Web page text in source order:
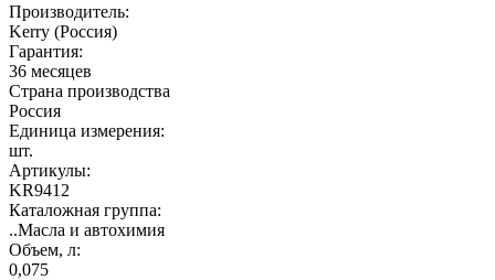
Производитель:
Kerry (Россия)
Гарантия:
36 месяцев
Страна производства
Россия
Единица измерения:
шт.
Артикулы:
KR9412
Каталожная группа:
..Масла и автохимия
Объем, л:
0,075